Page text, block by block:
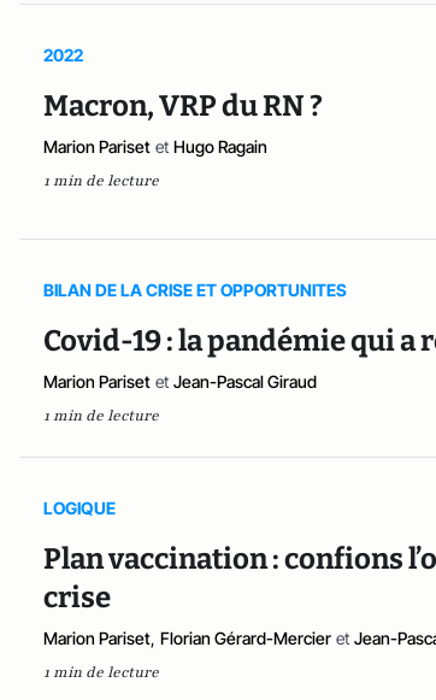
2022
Macron, VRP du RN ?
Marion Pariset et Hugo Ragain
1 min de lecture
BILAN DE LA CRISE ET OPPORTUNITES
Covid-19 : la pandémie qui a
Marion Pariset et Jean-Pascal Giraud
1 min de lecture
LOGIQUE
Plan vaccination : confions
crise
Marion Pariset, Florian Gérard-Mercier et Jean-
1 min de lecture